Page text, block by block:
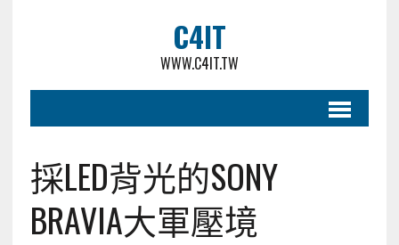
C4IT
WWW.C4IT.TW
採LED背光的SONY
BRAVIA大軍壓境